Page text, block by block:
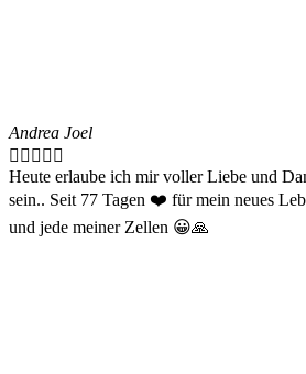
Andrea Joel
    
Heute erlaube ich mir voller Liebe und
sein.. Seit 77 Tagen ❤️ für mein neues
und jede meiner Zellen 😀🙏